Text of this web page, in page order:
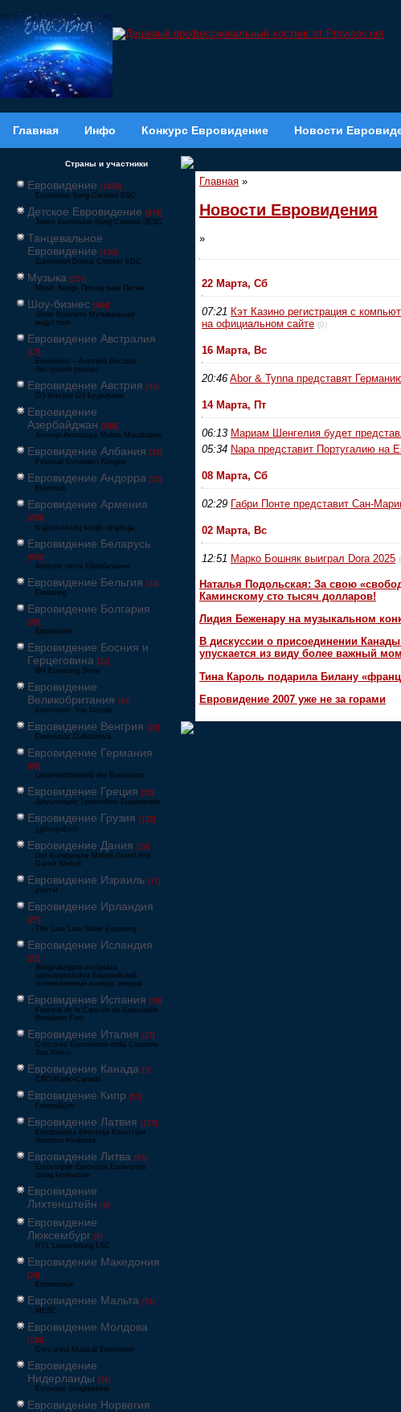
Главная Инфо Конкурс Евровидение Новости
Страны и участники
Евровидение [1858]
Eurovision Song Contest ESC
Детское Евровидение [878]
Junior Eurovision Song Contest JESC
Танцевальное
Евровидение [106]
Eurovision Dance Contest EDC
Музыка [257]
Music Songs Поп-музыка Песни
Шоу-бизнес [564]
Show Business Музыкальная
индустрия
Евровидение Австралия
[17]
Eurovision – Australia Decides
Австралия решает
Евровидение Австрия [24]
Ö3-Wecker Ö3 Будильник
Евровидение
Азербайджан [549]
Avrovijn Avroviziya Mahnı Müsabiqəsi
Евровидение Албания [32]
Festivali Evropian i Këngës
Евровидение Андорра [15]
Eurovisió
Евровидение Армения
[228]
Եվրատեսիլ երգի մրցույթ
Евровидение Беларусь
[600]
Конкурс песні Еўрабачанне
Евровидение Бельгия [24]
Eurosong
Евровидение Болгария
[26]
Евровизия
Евровидение Босния и
Герцеговина [21]
BH Eurosong Show
Евровидение
Великобритания [67]
Eurovision: You Decide
Евровидение Венгрия [22]
Eurovíziós Dalfesztivá
Евровидение Германия
[80]
Liederwettbewerb der Eurovision
Евровидение Греция [52]
Διαγωνισμός Τραγουδιού Ευρώεικονα
Евровидение Грузия [122]
ევროვიზიის
Евровидение Дания [29]
Det Europæiske Melodi Grand Prix
Dansk Melodi
Евровидение Израиль [71]
‏אירוויזיון
Евровидение Ирландия
[27]
The Late Late Show Eurosong
Евровидение Исландия
[21]
Söngvakeppni evrópskra
sjónvarpsstöðva Европейский
телевизионный конкурс певцов
Евровидение Испания [79]
Festival de la Canción de Eurovisión
Benidorm Fest
Евровидение Италия [27]
Concorso Eurovisione della Canzone
San Remo
Евровидение Канада [3]
CBC/Radio-Canada
Евровидение Кипр [52]
Γιουροβίζιον
Евровидение Латвия [125]
Eirodziesma Eirovīzija Eirovīzijas
dziesmu konkurss
Евровидение Литва [65]
Eurovizijoje Eurovizija Eurovizijos
dainų konkursas
Евровидение
Лихтенштейн [6]
Евровидение
Люксембург [6]
RTL Luxembourg LSC
Евровидение Македония
[24]
Евровизија
Евровидение Мальта [51]
MESC
Евровидение Молдова
[134]
Concursul Muzical Eurovision
Евровидение
Нидерланды [26]
Eurovisie Songfestival
Евровидение Норвегия
Главная »
Новости Евровидения
»
22 Марта, Сб
07:21 Кэт Казино регистрация с
на официальном сайте (0)
16 Марта, Вс
20:46 Abor & Tynna представят
14 Марта, Пт
06:13 Мариам Шенгелия будет
05:34 Napa представит Португалию на
08 Марта, Сб
02:29 Габри Понте представит Сан-
02 Марта, Вс
12:51 Марко Бошняк выиграл Dora 2025
Наталья Подольская: За свою
Каминскому сто тысяч долларов!
Лидия Беженару на музыкальном
В дискуссии о присоединении
упускается из виду более важный
Тина Кароль подарила Билану
Евровидение 2007 уже не за горами